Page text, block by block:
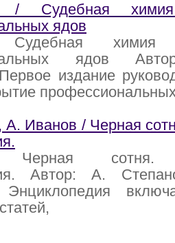
/ Судебная
ядов
Судебная
ядов
издание
Иванов / Черная
Черная сотня.
Автор: А.
Энциклопедия